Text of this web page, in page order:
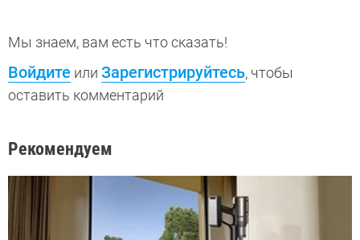
Мы знаем, вам есть что сказать!
Войдите или Зарегистрируйтесь, чтобы
оставить комментарий
Рекомендуем